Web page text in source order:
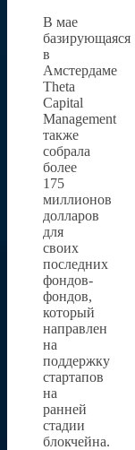
В мае
базирующаяся
в
Амстердаме
Theta
Capital
Management
также
собрала
более
175
миллионов
долларов
для
своих
последних
фондов-
фондов,
который
направлен
на
поддержку
стартапов
на
ранней
стадии
блокчейна.